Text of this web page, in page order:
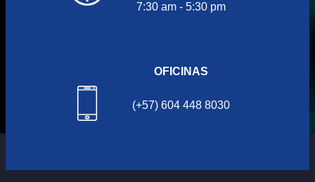
7:30 am - 5:30 pm
OFICINAS
(+57) 604 448 8030